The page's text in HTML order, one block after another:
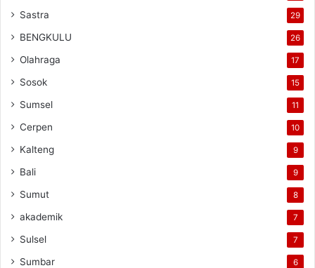
Sastra 29
BENGKULU 26
Olahraga 17
Sosok 15
Sumsel 11
Cerpen 10
Kalteng 9
Bali 9
Sumut 8
akademik 7
Sulsel 7
Sumbar 6